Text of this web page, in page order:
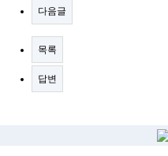
다음글
목록
답변